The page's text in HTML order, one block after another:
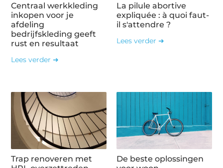
Centraal werkkleding
inkopen voor je
afdeling
bedrijfskleding geeft
rust en resultaat
Lees verder ➜
La pilule abortive
expliquée : à quoi faut-
il s'attendre ?
Lees verder ➜
Trap renoveren met
De beste oplossingen